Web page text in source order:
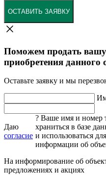
ОСТАВИТЬ ЗАЯВКУ
Поможем продать
приобретения данного
Оставьте заявку и мы
Даю
согласие
? Ваше имя и номер
храниться в базе
и использоваться
информации об
На информирование об
предложениях и акциях